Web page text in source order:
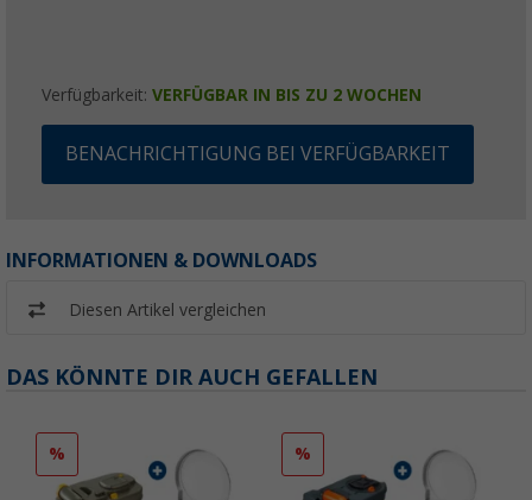
Verfügbarkeit: VERFÜGBAR IN BIS ZU 2 WOCHEN
BENACHRICHTIGUNG BEI VERFÜGBARKEIT
INFORMATIONEN & DOWNLOADS
Diesen Artikel vergleichen
DAS KÖNNTE DIR AUCH GEFALLEN
% %